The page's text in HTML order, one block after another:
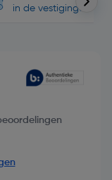
in de vestigingen